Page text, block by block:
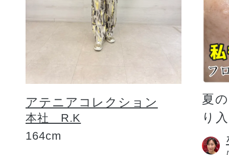
アテニアコレクション
本社 R.K
164cm
夏
り